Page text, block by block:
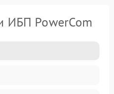
ИБП PowerCom